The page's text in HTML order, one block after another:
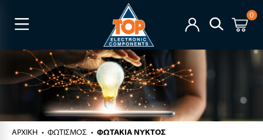
0
ΑΡΧΙΚΉ ΦΩΤΙΣΜΟΣ ΦΩΤΑΚΙΑ ΝΥΚΤΟΣ